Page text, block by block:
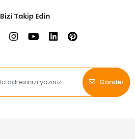
Bizi Takip Edin
Gönder